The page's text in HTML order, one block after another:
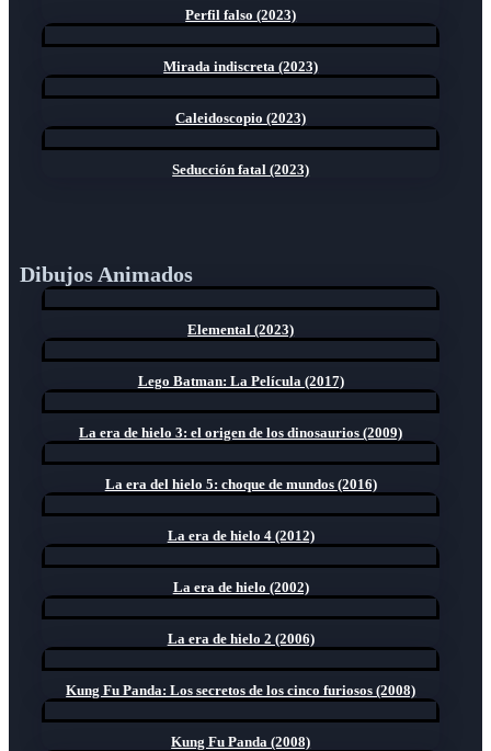
Perfil falso (2023)
Mirada indiscreta (2023)
Caleidoscopio (2023)
Seducción fatal (2023)
Dibujos Animados
Elemental (2023)
Lego Batman: La Película (2017)
La era de hielo 3: el origen de los dinosaurios (2009)
La era del hielo 5: choque de mundos (2016)
La era de hielo 4 (2012)
La era de hielo (2002)
La era de hielo 2 (2006)
Kung Fu Panda: Los secretos de los cinco furiosos (2008)
Kung Fu Panda (2008)